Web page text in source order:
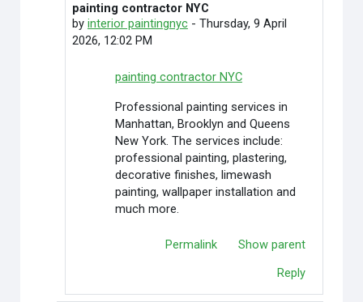
In reply to Credit Cardoffers
painting contractor NYC
by interior paintingnyc- Thursday, 9 April
2026, 12:02 PM
painting contractor NYC
Professional painting services in
Manhattan, Brooklyn and Queens
New York. The services include:
professional painting, plastering,
decorative finishes, limewash
painting, wallpaper installation and
much more.
Permalink
Show parent
Reply